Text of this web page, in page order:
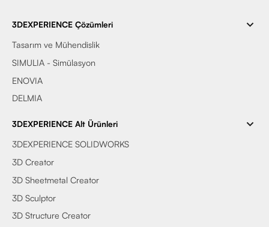
3DEXPERIENCE Çözümleri
Tasarım ve Mühendislik
SIMULIA - Simülasyon
ENOVIA
DELMIA
3DEXPERIENCE Alt Ürünleri
3DEXPERIENCE SOLIDWORKS
3D Creator
3D Sheetmetal Creator
3D Sculptor
3D Structure Creator